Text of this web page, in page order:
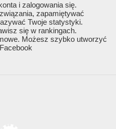
i zalogowania się.
zapamiętywać
Twoje statystyki.
się w rankingach.
Możesz szybko utworzyć